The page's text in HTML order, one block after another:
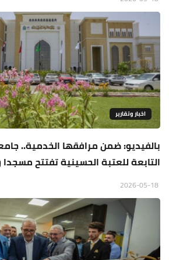
اخبار وتقارير
بالفيديو: ضمن مرافقها الخدمية..
التابعة للعتبة الحسينية تفتتح